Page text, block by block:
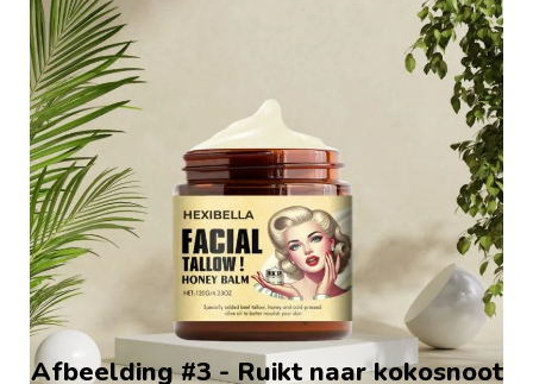
Afbeelding #3 - Ruikt naar kokosnoot